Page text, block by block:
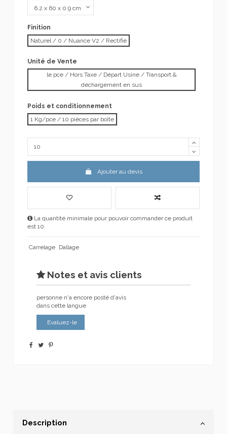
Finition
Naturel / 0 / Nuance V2 / Rectifié
Unité de Vente
le pce / Hors Taxe / Départ Usine / Transport &
déchargement en sus
Poids et conditionnement
1 Kg/pce / 10 pièces par boîte
Ajouter au devis
La quantité minimale pour pouvoir commander ce produit
est 10.
Carrelage Dallage
Notes et avis clients
personne n'a encore posté d'avis
dans cette langue
Evaluez-le
Description